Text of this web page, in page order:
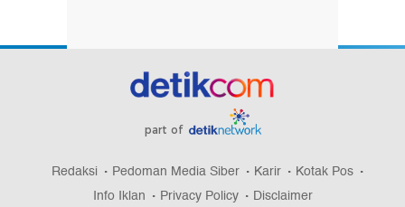
part of
Redaksi Pedoman Media Siber Karir
Kotak Pos
Info Iklan
Privacy Policy Disclaimer